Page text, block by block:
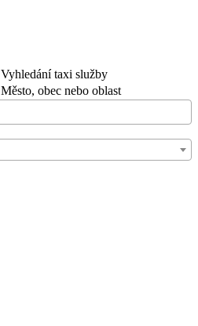
Vyhledání taxi služby
Město, obec nebo oblast